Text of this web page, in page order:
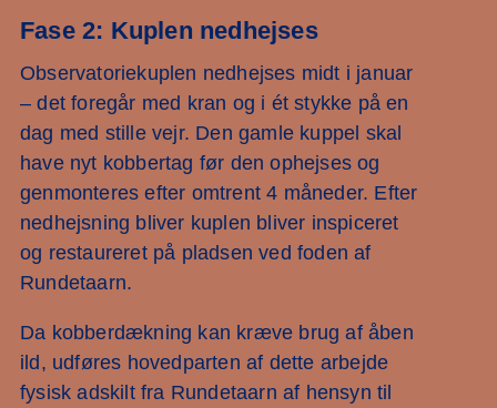
Fase 2: Kuplen nedhejses
Observatoriekuplen nedhejses midt i januar
– det foregår med kran og i ét stykke på en
dag med stille vejr. Den gamle kuppel skal
have nyt kobbertag før den ophejses og
genmonteres efter omtrent 4 måneder. Efter
nedhejsning bliver kuplen bliver inspiceret
og restaureret på pladsen ved foden af
Rundetaarn.
Da kobberdækning kan kræve brug af åben
ild, udføres hovedparten af dette arbejde
fysisk adskilt fra Rundetaarn af hensyn til